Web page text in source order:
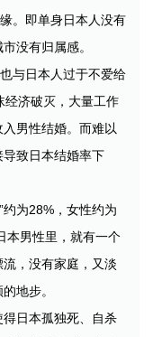
。即单身日本人没有
没有归属感。
与日本人过于不爱给
经济破灭，大量工作
男性结婚。而难以
致日本结婚率下
为28%，女性约为
本男性里，就有一个
，没有家庭，又淡
地步。
日本孤独死、自杀